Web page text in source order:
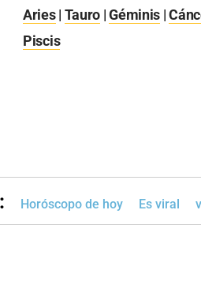
Aries| Tauro |Géminis |
Piscis
Horóscopo de hoy Es viral